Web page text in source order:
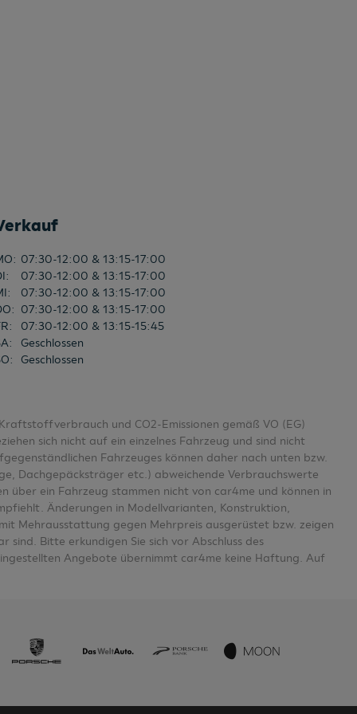
: 07:30-12:00 & 13:15-17:00
:
07:30-12:00 & 13:15-17:00
:
07:30-12:00 & 13:15-17:00
: 07:30-12:00 & 13:15-17:00
:
07:30-12:00 & 13:15-15:45
:
Geschlossen
: Geschlossen
und CO2-Emissionen gemäß VO (EG)
sich nicht auf ein einzelnes Fahrzeug und sind nicht
Fahrzeuges können daher nach unten bzw.
Dachgepäcksträger etc.) abweichende Verbrauchswerte
über ein Fahrzeug stammen nicht von car4me und können in
Änderungen in Modellvarianten, Konstruktion,
Mehrausstattung gegen Mehrpreis ausgerüstet bzw. zeigen
Bitte erkundigen Sie sich vor Abschluss des
Angebote übernimmt car4me keine Haftung. Auf